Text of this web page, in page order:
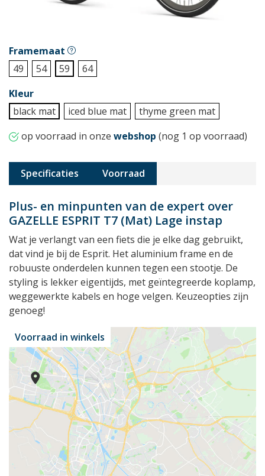
Framemaat
49
54 59
64
Kleur
black mat
iced blue mat
thyme green mat
op voorraad in onze webshop (nog 1 op voorraad)
Specificaties Voorraad
Plus- en minpunten van de expert over
GAZELLE ESPRIT T7 (Mat) Lage instap
Wat je verlangt van een fiets die je elke dag gebruikt,
dat vind je bij de Esprit. Het aluminium frame en de
robuuste onderdelen kunnen tegen een stootje. De
styling is lekker eigentijds, met geïntegreerde koplamp,
weggewerkte kabels en hoge velgen. Keuzeopties zijn
genoeg!
Voorraad in winkels